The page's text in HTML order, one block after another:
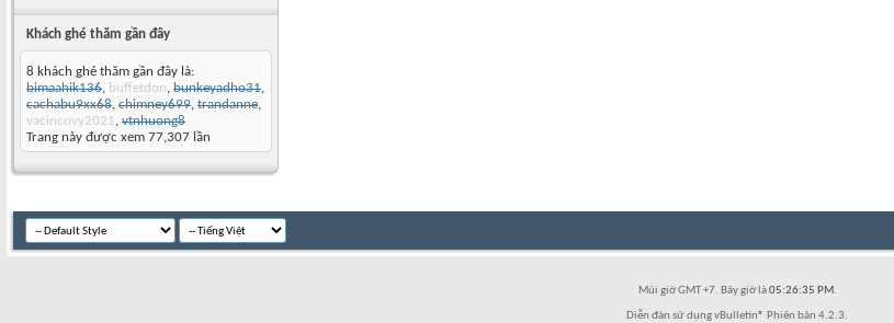
Khách ghé thăm gần đây
8 khách ghé thăm gần đây là:
bimaahik136, buffetdon, bunkeyadho31,
cachabu9xx68, chimney699, trandanne,
vacincovy2021, vtnhuong8
Trang này được xem 77,307 lần
Múi giờ GMT +7. Bây giờ là05:26:35 PM.
Diễn đàn sử dụng vBulletin® Phiên bản 4.2.3.